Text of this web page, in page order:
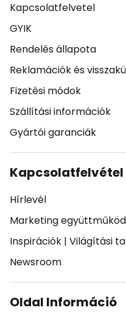
Kapcsolatfelvetel
GYIK
Rendelés állapota
Reklamációk és
Fizetési módok
Szállítási információk
Gyártói garanciák
Kapcsolatfelvétel
Hírlevél
Marketing
Inspirációk | Világítási
Newsroom
Oldal Információ